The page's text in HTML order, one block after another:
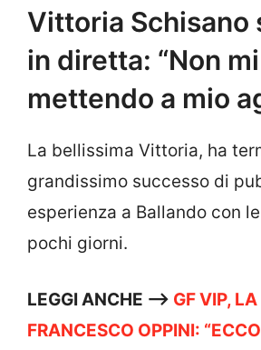
Vittoria Schisano
in diretta: “Non
mettendo a mio
La bellissima Vittoria, ha
grandissimo successo di
esperienza a Ballando con
pochi giorni.
LEGGI ANCHE —-> GF VIP,
FRANCESCO OPPINI: